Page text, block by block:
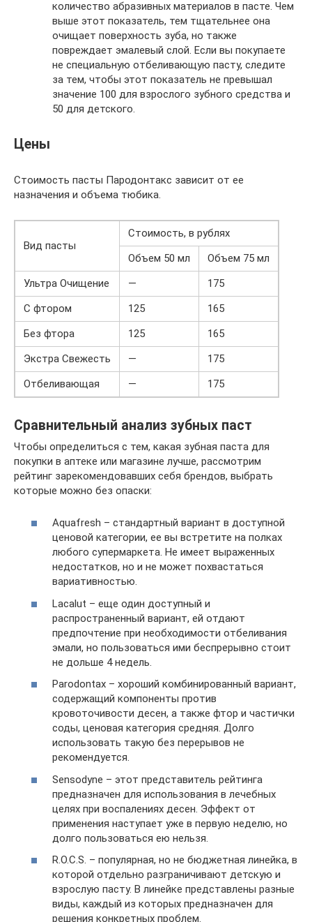
количество абразивных материалов в пасте. Чем
выше этот показатель, тем тщательнее она
очищает поверхность зуба, но также
повреждает эмалевый слой. Если вы покупаете
не специальную отбеливающую пасту, следите
за тем, чтобы этот показатель не превышал
значение 100 для взрослого зубного средства и
50 для детского.
Цены
Стоимость пасты Пародонтакс зависит от ее
назначения и объема тюбика.
Вид пасты
Стоимость, в рублях
Объем 50 мл
Объем 75 мл
Ультра Очищение
—
175
С фтором
125
165
Без фтора
125
165
Экстра Свежесть
—
175
Отбеливающая
— 175
Сравнительный анализ зубных паст
Чтобы определиться с тем, какая зубная паста для
покупки в аптеке или магазине лучше, рассмотрим
рейтинг зарекомендовавших себя брендов, выбрать
которые можно без опаски:
Aquafresh – стандартный вариант в доступной
ценовой категории, ее вы встретите на полках
любого супермаркета. Не имеет выраженных
недостатков, но и не может похвастаться
вариативностью.
Lacalut – еще один доступный и
распространенный вариант, ей отдают
предпочтение при необходимости отбеливания
эмали, но пользоваться ими беспрерывно стоит
не дольше 4 недель.
Parodontax – хороший комбинированный вариант,
содержащий компоненты против
кровоточивости десен, а также фтор и частички
соды, ценовая категория средняя. Долго
использовать такую без перерывов не
рекомендуется.
Sensodyne – этот представитель рейтинга
предназначен для использования в лечебных
целях при воспалениях десен. Эффект от
применения наступает уже в первую неделю, но
долго пользоваться ею нельзя.
R.O.C.S. – популярная, но не бюджетная линейка, в
которой отдельно разграничивают детскую и
взрослую пасту. В линейке представлены разные
виды, каждый из которых предназначен для
решения конкретных проблем.